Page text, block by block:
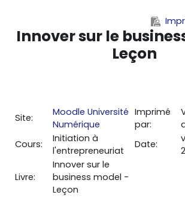
Innover sur le
Leçon
Site:
Moodle Université
Numérique
Cours:
Initiation à
l'entrepreneuriat
Livre:
Innover sur le
business model -
Leçon
Imprimé
par:
Date: